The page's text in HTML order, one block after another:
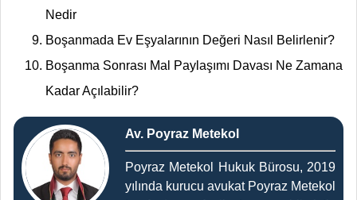
Nedir
Boşanmada Ev Eşyalarının Değeri Nasıl Belirlenir?
Boşanma Sonrası Mal Paylaşımı Davası Ne Zamana
Kadar Açılabilir?
Av. Poyraz Metekol
Poyraz Metekol Hukuk Bürosu, 2019
yılında kurucu avukat Poyraz Metekol